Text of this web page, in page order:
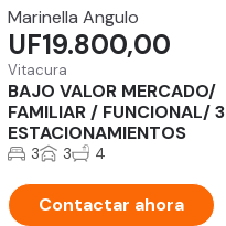
Marinella Angulo
Vitacura
BAJO VALOR MERCADO/
FAMILIAR / FUNCIONAL/ 3
ESTACIONAMIENTOS
UF19.800,00
3 3 4
Contactar ahora